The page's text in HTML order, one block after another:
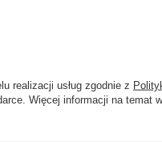
Kolor
realizacji usług zgodnie z
Więcej informacji na temat